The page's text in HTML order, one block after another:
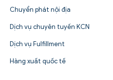
Chuyển phát nội địa
Dịch vụ chuyên tuyến KCN
Dịch vụ Fulfillment
Hàng xuất quốc tế